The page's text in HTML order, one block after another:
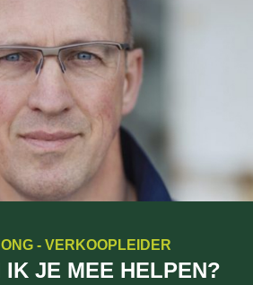
- VERKOOPLEIDER
JE MEE HELPEN?